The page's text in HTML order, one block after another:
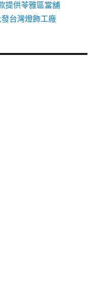
提供苓雅區當舖
台灣燈飾工廠